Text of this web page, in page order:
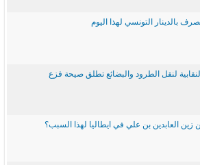
بالدينار التونسي لهذا اليوم
لنقل الطرود والبضائع تطلق صيحة فزع
زين العابدين بن علي في ايطاليا لهذا السبب؟